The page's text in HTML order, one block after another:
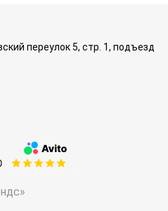
переулок 5, стр. 1, подъезд